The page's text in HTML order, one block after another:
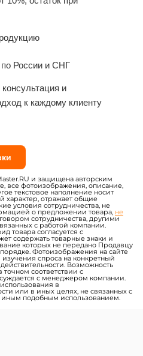
по России и СНГ
и
к каждому клиенту
и защищена авторским
все фотоизображения, описание,
текстовое наполнение носит
отражает общие
условия сотрудничества, не
о предложении товара, не
сотрудничества, другими
с работой компании.
товара согласуется с
содержать товарные знаки и
которых не передано Продавцу
Фотоизображения на сайте
спроса на конкретный
Возможность
соответствии с
с менеджером компании.
в
или в иных целях, не связанных с
подобным использованием.